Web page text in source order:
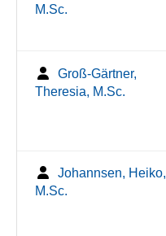
M.Sc.
Groß-Gärtner,
Theresia, M.Sc.
Johannsen, Heiko,
M.Sc.